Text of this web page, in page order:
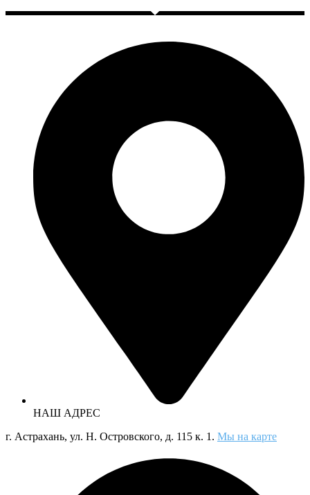
НАШ АДРЕС
г. Астрахань, ул. Н. Островского, д. 115 к. 1. Мы на карте